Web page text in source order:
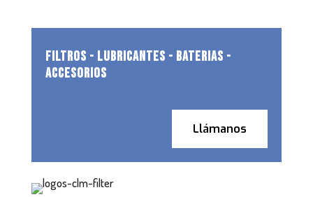
FILTROS - LUBRICANTES - BATERIAS -
ACCESORIOS
Llámanos